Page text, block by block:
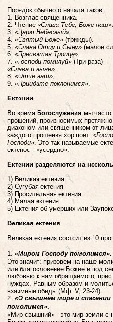
Порядок обычного начала таков:
1. Возглас священника.
2. Чтение «Слава Тебе, Боже наш».
3. «Царю Небесный».
4. «Святый Боже»(трижды).
5. «Слава Отцу и Сыну» (малое
6. «Пресвятая Троице».
7. «Господи помилуй»(Три раза)
«Слава и ныне».
8. «Отче наш»;
9. «Приидите поклонимся».
Ектении
Во время Богослужения мы
прошений, произносимых
диаконом или священником от
каждого прошения хор поет:
Господи». Это так называемые
ектенос - «усердно».
Ектении разделяются на
1) Великая ектения
2) Сугубая ектения
3) Просительная ектения
4) Малая ектения
5) Ектения об умерших или
Великая ектения
Великая ектения состоит из 10
1. «Миром Господу помолимся».
Это значит: призовем на наше
или благословение Божие и под
любовью к нам обращаемого,
нуждах. Равным образом и
взаимные обиды (Мф. V, 23-24).
2. «О свышнем мире и спасении
помолимся».
«Мир свышний» - это мир земли с